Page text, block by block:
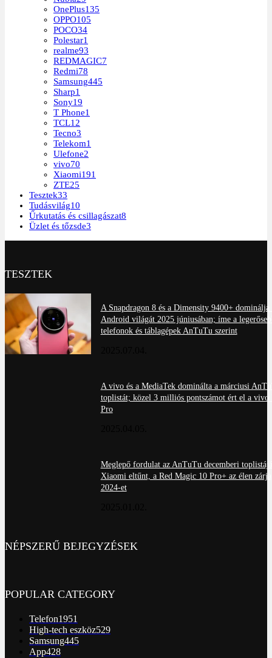
OnePlus135
OPPO105
POCO34
Polestar1
realme93
REDMAGIC7
Redmi78
Samsung445
Sharp1
Sony19
T Phone1
TCL12
Tecno3
Telekom1
Ulefone2
vivo70
Xiaomi191
ZTE25
Tesztek33
Tudásvilág10
Űrkutatás és csillagászat8
Üzlet és tőzsde3
TESZTEK
A Snapdragon 8 és a Dimensity 9400+ dominálja
Android világát 2025 júniusában; íme a
telefonok és táblagépek AnTuTu szerint
A vivo és a MediaTek dominálta a márciusi
toplistát; közel 3 milliós pontszámot ért el a vivo
Pro
Meglepő fordulat az AnTuTu decemberi
Xiaomi eltűnt, a Red Magic 10 Pro+ az élen zárja
2024-et
NÉPSZERŰ BEJEGYZÉSEK
POPULAR CATEGORY
Telefon1951
High-tech eszköz529
Samsung445
App428